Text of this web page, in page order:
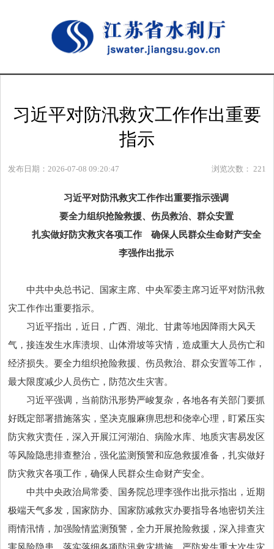
习近平对防汛救灾工作作出重要
指示
发布日期：2026-07-08 09:20:47 浏览次数： 221
习近平对防汛救灾工作作出重要指示强调
要全力组织抢险救援、伤员救治、群众安置
扎实做好防灾救灾各项工作 确保人民群众生命财产安全
李强作出批示
中共中央总书记 、国家主席、 中央军委主席习近平对防汛救
灾工作作出重要指示。
习近平指出，近日，广西、湖北、甘肃等地因降雨大风天
气，接连发生水库溃坝、山体滑坡等灾情，造成重大人员伤亡和
经济损失。要全力组织抢险救援、伤员救治、群众安置等工作，
最大限度减少人员伤亡，防范次生灾害。
习近平强调，当前防汛形势严峻复杂，各地各有关部门要抓
好既定部署措施落实，坚决克服麻痹思想和侥幸心理，盯紧压实
防灾救灾责任，深入开展江河湖泊、病险水库、地质灾害易发区
等风险隐患排查整治，强化监测预警和应急救援准备，扎实做好
防灾救灾各项工作，确保人民群众生命财产安全。
中共中央政治局常委、国务院总理李强作出批示指出，近期
极端天气多发，国家防办、国家防减救灾办要指导各地密切关注
雨情汛情，加强险情监测预警，全力开展抢险救援，深入排查灾
害风险隐患，落实落细各项防汛救灾措施，严防发生重大次生灾